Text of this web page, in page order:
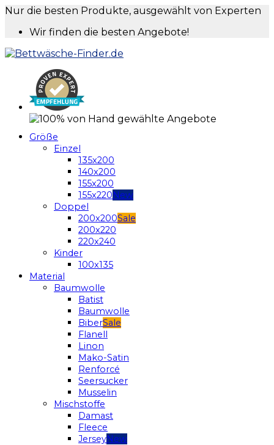
Nur die besten Produkte, ausgewählt von Experten
Wir finden die besten Angebote!
Größe
Einzel
135x200
140x200
155x200
155x220
Doppel
200x200
200x220
220x240
Kinder
100x135
Material
Baumwolle
Batist
Baumwolle
Biber
Flanell
Linon
Mako-Satin
Renforcé
Seersucker
Musselin
Mischstoffe
Damast
Fleece
Jersey